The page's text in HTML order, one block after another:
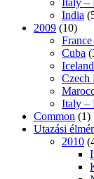
India
2009 (10)
Cuba
Iceland
Czech
Italy –
Common (1)
Utazási
2010